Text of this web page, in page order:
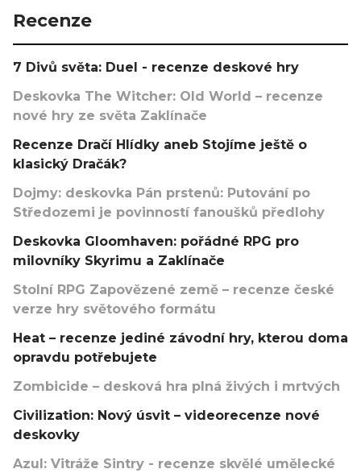
Recenze
7 Divů světa: Duel - recenze deskové hry
Deskovka The Witcher: Old World – recenze
nové hry ze světa Zaklínače
Recenze Dračí Hlídky aneb Stojíme ještě o
klasický Dračák?
Dojmy: deskovka Pán prstenů: Putování po
Středozemi je povinností fanoušků předlohy
Deskovka Gloomhaven: pořádné RPG pro
milovníky Skyrimu a Zaklínače
Stolní RPG Zapovězené země – recenze české
verze hry světového formátu
Heat – recenze jediné závodní hry, kterou doma
opravdu potřebujete
Zombicide – desková hra plná živých i mrtvých
Civilization: Nový úsvit – videorecenze nové
deskovky
Azul: Vitráže Sintry - recenze skvělé umělecké